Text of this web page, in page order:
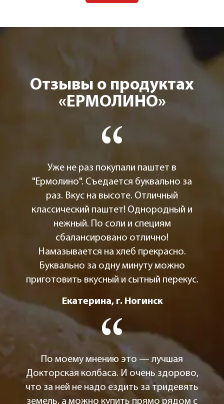
Отзывы о продуктах
«ЕРМОЛИНО»
Уже не раз покупали паштет в
"Ермолино". Съедается буквально за
раз. Вкус на высоте. Отличный
классический паштет! Однородный и
нежный. По соли и специям
сбалансировано отлично!
Намазывается на хлеб прекрасно.
Буквально за одну минуту можно
приготовить вкусный и сытный перекус.
Екатерина, г. Ногинск
По моему мнению это — лучшая
Докторская колбаса. И очень здорово,
что за ней не надо ездить за тридевять
земель, а можно купить прямо рядом с